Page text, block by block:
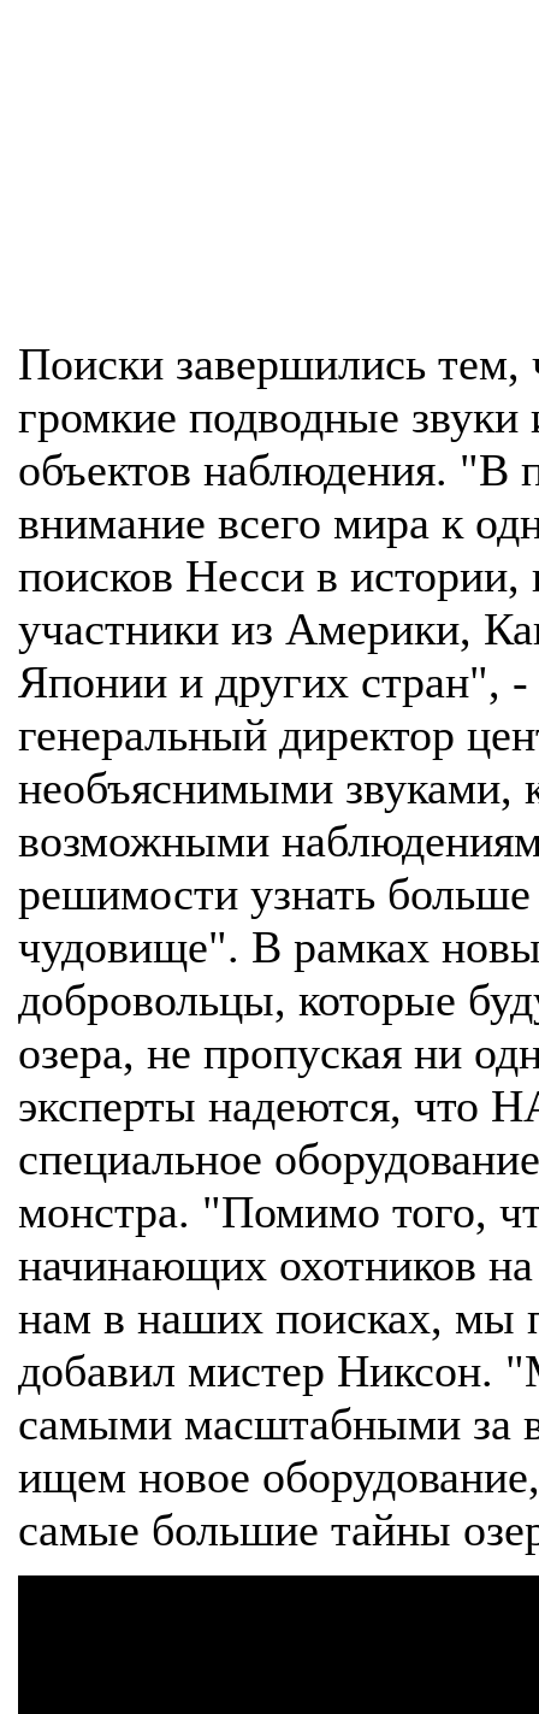
Поиски завершились тем,
громкие подводные звуки
объектов наблюдения.
внимание всего мира к
поисков Несси в
участники из Америки,
Японии и других стран",
генеральный директор
необъяснимыми
возможными
решимости узнать
чудовище". В рамках
добровольцы, которые
озера, не пропуская ни
эксперты надеются, что
специальное
монстра. "Помимо того,
начинающих охотников
нам в наших поисках, мы
добавил мистер Никсон.
самыми масштабными за
ищем новое
самые большие тайны